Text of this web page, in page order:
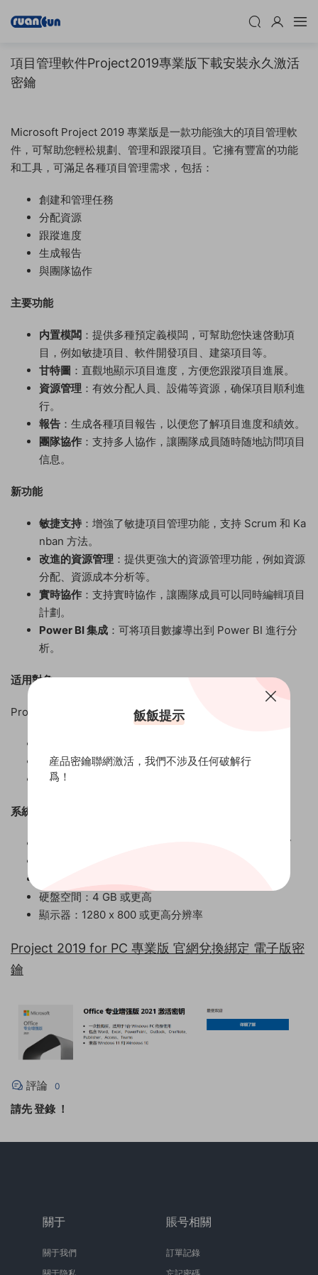
項目管理軟件Project2019專業版下載安裝永久激活
密鑰
Microsoft Project 2019 專業版是一款功能強大的項目管理軟
件，可幫助您輕松規劃、管理和跟蹤項目。它擁有豐富的功能
和工具，可滿足各種項目管理需求，包括：
創建和管理任務
分配資源
跟蹤進度
生成報告
與團隊協作
主要功能
内置模闆 ：提供多種預定義模闆，可幫助您快速啓動項
目，例如敏捷項目、軟件開發項目、建築項目等。
甘特圖 ：直觀地顯示項目進度，方便您跟蹤項目進展。
資源管理 ：有效分配人員、設備等資源，确保項目順利進
行。
報告 ：生成各種項目報告，以便您了解項目進度和績效。
團隊協作 ：支持多人協作，讓團隊成員随時随地訪問項目
信息。
新功能
敏捷支持 ：增強了敏捷項目管理功能，支持 Scrum 和 Ka
nban 方法。
改進的資源管理 ：提供更強大的資源管理功能，例如資源
分配、資源成本分析等。
實時協作 ：支持實時協作，讓團隊成員可以同時編輯項目
計劃。
Power BI 集成 ：可将項目數據導出到 Power BI 進行分
析。
适用對象
Project 2019 專業版适用于各種項目管理場景，包括：
團隊成員
決策者
系統要求
操作系統：Windows 10、Windows 8.1、Windows 7
硬盤空間：4 GB 或更高
顯示器：1280 x 800 或更高分辨率
Project 2019 for PC 專業版 官網兌換綁定 電子版密
鑰
評論 0
請先登錄 ！
關于
關于我們
賬号相關
訂單記錄
飯飯提示
産品密鑰聯網激活，我們不涉及任何破解行
爲！